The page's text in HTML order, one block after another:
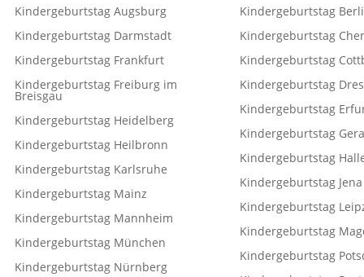
Kindergeburtstag Augsburg
Kindergeburtstag Darmstadt
Kindergeburtstag Frankfurt
Kindergeburtstag Freiburg im
Breisgau
Kindergeburtstag Heidelberg
Kindergeburtstag Heilbronn
Kindergeburtstag Karlsruhe
Kindergeburtstag Mainz
Kindergeburtstag Mannheim
Kindergeburtstag München
Kindergeburtstag Nürnberg
Kindergeburtstag
Kindergeburtstag
Kindergeburtstag
Kindergeburtstag
Kindergeburtstag
Kindergeburtstag Gera
Kindergeburtstag
Kindergeburtstag Jena
Kindergeburtstag
Kindergeburtstag
Kindergeburtstag